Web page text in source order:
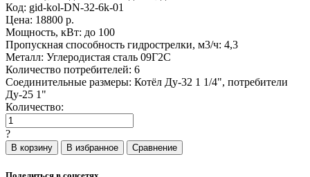
Код: gid-kol-DN-32-6k-01
Цена: 18800 р.
Мощность, кВт: до 100
Пропускная способность гидрострелки, м3/ч: 4,3
Металл: Углеродистая сталь 09Г2С
Количество потребителей: 6
Соединительные размеры: Котёл Ду-32 1 1/4", потребители
Ду-25 1"
Количество:
?